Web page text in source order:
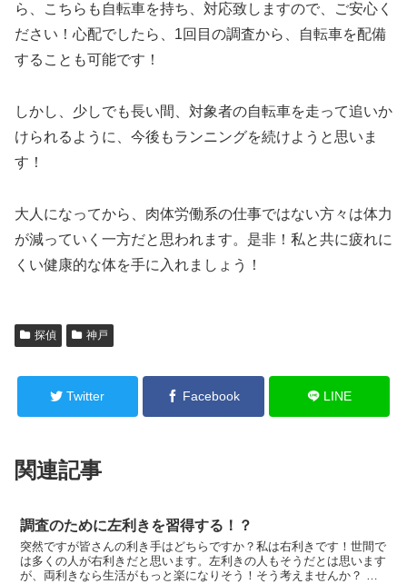
ら、こちらも自転車を持ち、対応致しますので、ご安心く
ださい！心配でしたら、1回目の調査から、自転車を配備
することも可能です！
しかし、少しでも長い間、対象者の自転車を走って追いか
けられるように、今後もランニングを続けようと思いま
す！
大人になってから、肉体労働系の仕事ではない方々は体力
が減っていく一方だと思われます。是非！私と共に疲れに
くい健康的な体を手に入れましょう！
探偵 神戸
Twitter Facebook LINE
関連記事
調査のために左利きを習得する！？
突然ですが皆さんの利き手はどちらですか？私は右利きです！世間で
は多くの人が右利きだと思います。左利きの人もそうだとは思います
が、両利きなら生活がもっと楽になりそう！そう考えませんか？ 私